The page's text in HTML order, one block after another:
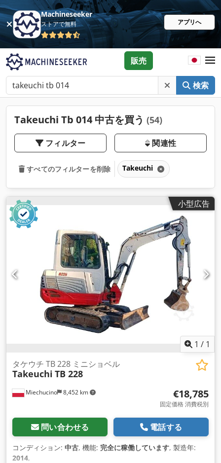
Machineseeker
ストアで無料 アプリへ
検索
販売
Takeuchi Tb 014 中古を買う (54)
フィルター 関連性
すべてのフィルターを削除 Takeuchi
小型広告
1 / 1
Miechucino 8,452 km
タケウチ TB 228 ミニショベル
Takeuchi TB 228
€18,785
固定価格 消費税別
問い合わせる 電話する
コンディション: 中古, 機能: 完全に稼働しています, 製造年:
2014,